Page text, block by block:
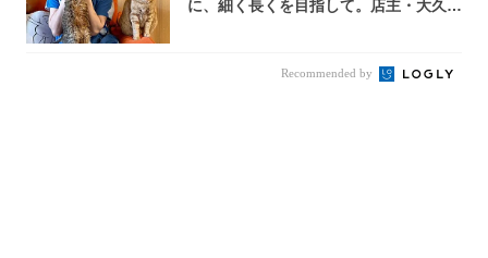
に、細く長くを目指して。店主・大久保
Recommended by